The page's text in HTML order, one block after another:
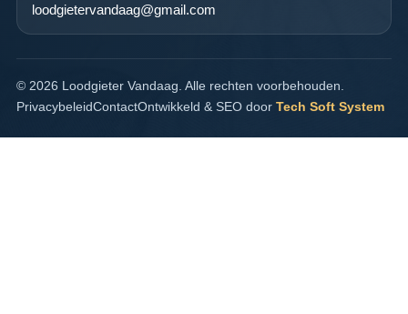
loodgietervandaag@gmail.com
© 2026 Loodgieter Vandaag. Alle rechten voorbehouden.
PrivacybeleidContactOntwikkeld & SEO door Tech Soft System